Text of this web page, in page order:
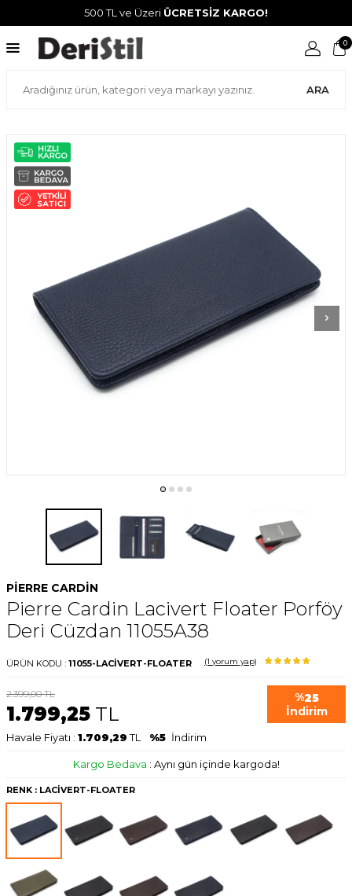
500 TL ve Üzeri ÜCRETSİZ KARGO!
ARA
0
PIERRE CARDIN
Pierre Cardin Lacivert Floater Porföy
Deri Cüzdan 11055A38
ÜRÜN KODU : 11055-LACİVERT-FLOATER (1 yorum yap)
2.399,00TL
1.799,25 TL
%25
İndirim
Havale Fiyatı : 1.709,29TL %5 İndirim
Kargo Bedava : Aynı gün içinde kargoda!
RENK : LACİVERT-FLOATER